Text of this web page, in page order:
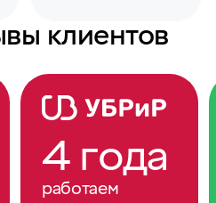
клиентов
4 года
работаем